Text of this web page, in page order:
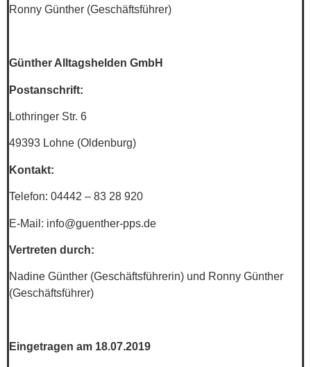
Ronny Günther (Geschäftsführer)
Günther Alltagshelden GmbH
Postanschrift:
Lothringer Str. 6
49393 Lohne (Oldenburg)
Kontakt:
Telefon: 04442 – 83 28 920
E-Mail: info@guenther-pps.de
Vertreten durch:
Nadine Günther (Geschäftsführerin) und Ronny Günther
(Geschäftsführer)
Eingetragen am 18.07.2019